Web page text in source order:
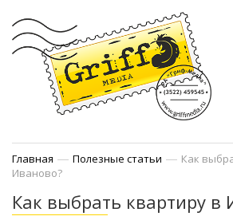
Главная — Полезные статьи — Как
Иваново?
Как выбрать квартиру в